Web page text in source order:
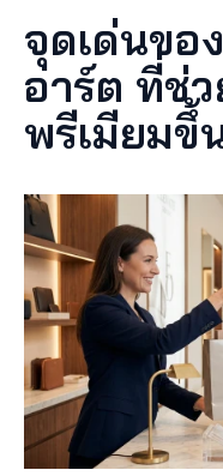
จุดเด่นขอ
อาร์ต ที่ช่
พรีเมียมขึ้